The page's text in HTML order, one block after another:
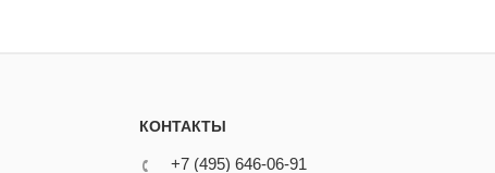
КОНТАКТЫ
+7 (495) 646-06-91